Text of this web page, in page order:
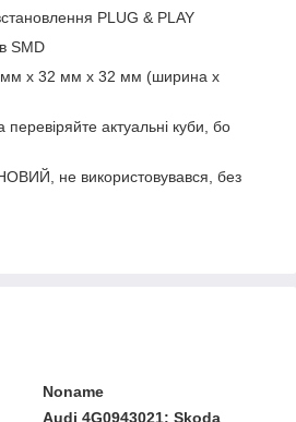
PLUG & PLAY
SMD
мм x 32 мм x 32 мм (ширина x
актуальні куби, бо
не використовувався, без
Noname
Audi 4G0943021; Skoda